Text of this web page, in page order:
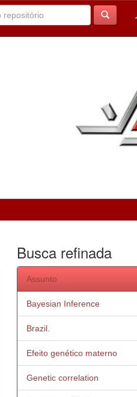
Busca refinada
Assunto
Bayesian Inference
Brazil.
Efeito genético materno
Genetic correlation